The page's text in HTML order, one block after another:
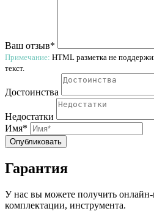
Ваш отзыв*
Примечание: HTML разметка не
текст.
Достоинства
Недостатки
Имя*
Опубликовать
Гарантия
У нас вы можете получить
комплектации, инструмента.